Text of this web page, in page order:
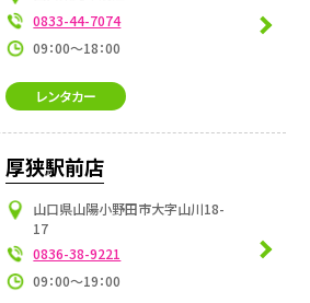
0833-44-7074
09：00～18：00
レンタカー
厚狭駅前店
山口県山陽小野田市大字山川18-
17
0836-38-9221
09：00～19：00